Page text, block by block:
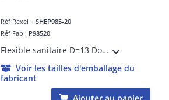
Réf Rexel :SHEP985-20
Réf Fab : P98520
Flexible sanitaire D=13 Double Femelle 3/4' 50cm
Voir les tailles d'emballage du
fabricant